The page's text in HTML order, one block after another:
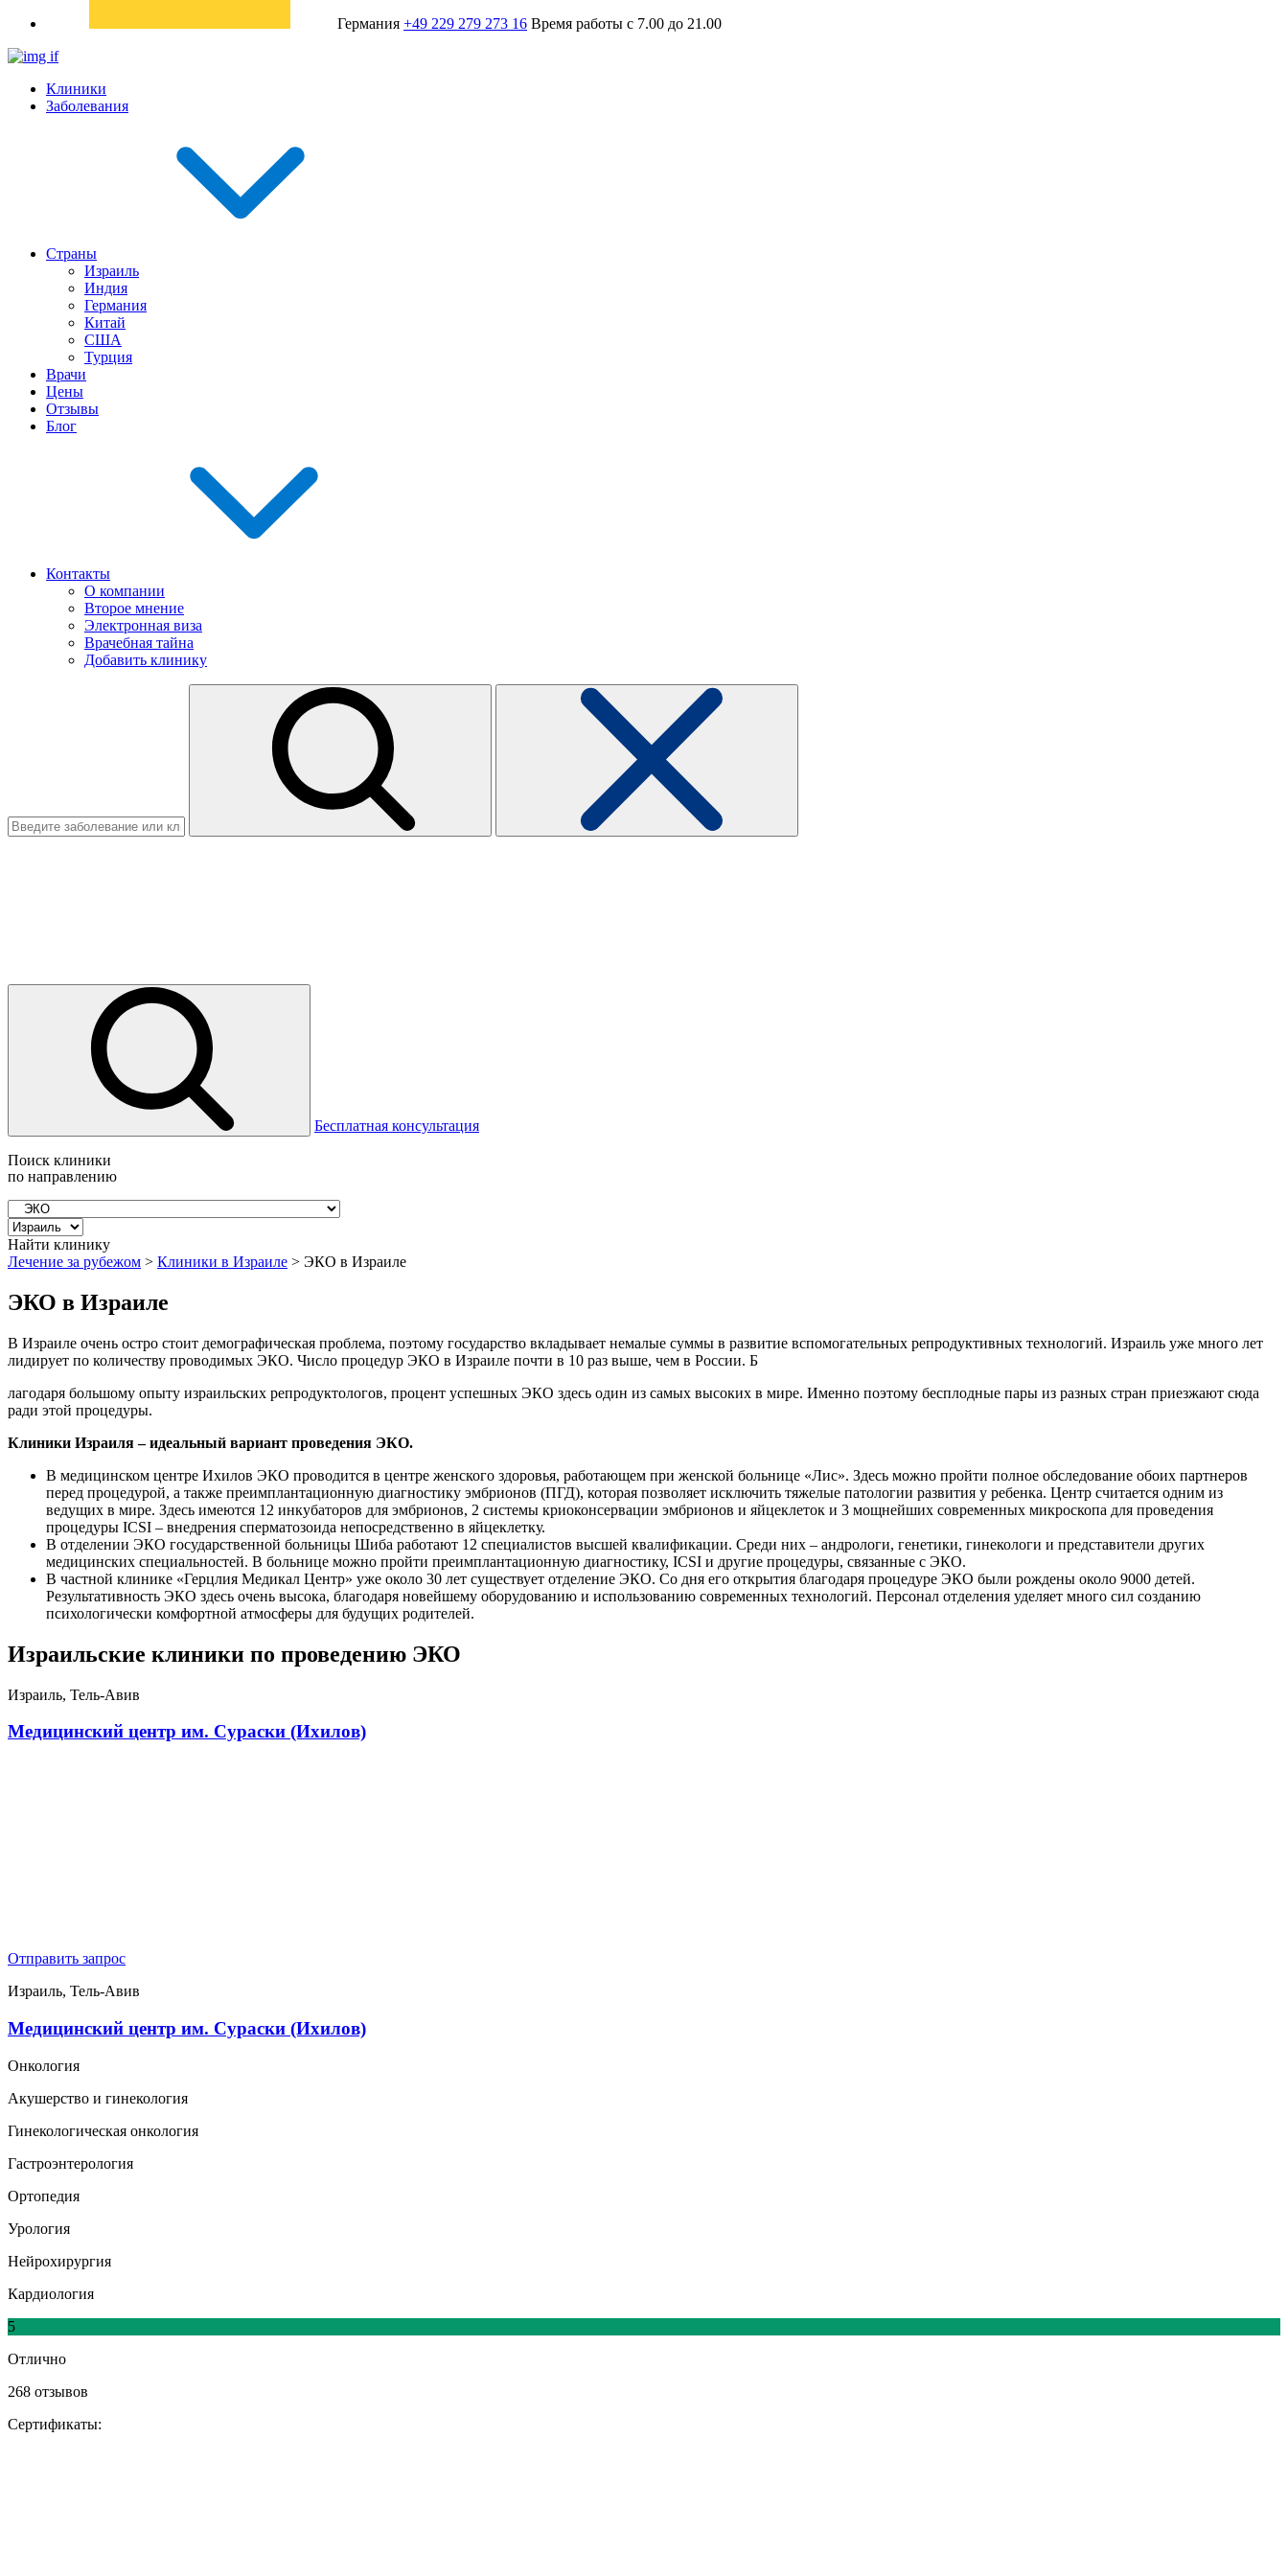
Германия +49 229 279 273 16 Время работы с 7.00 до 21.00
Клиники
Заболевания
Страны
Израиль
Индия
Германия
Китай
США
Турция
Врачи
Цены
Отзывы
Блог
Контакты
О компании
Второе мнение
Электронная виза
Врачебная тайна
Добавить клинику
Бесплатная консультация
Поиск клиники
по направлению
Найти клинику
Лечение за рубежом > Клиники в Израиле > ЭКО в Израиле
ЭКО в Израиле
В Израиле очень остро стоит демографическая проблема, поэтому государство вкладывает немалые суммы в развитие вспомогательных репродуктивных технологий. Израиль уже много лет
лидирует по количеству проводимых ЭКО. Число процедур ЭКО в Израиле почти в 10 раз выше, чем в России. Б
лагодаря большому опыту израильских репродуктологов, процент успешных ЭКО здесь один из самых высоких в мире. Именно поэтому бесплодные пары из разных стран приезжают сюда
ради этой процедуры.
Клиники Израиля – идеальный вариант проведения ЭКО.
В медицинском центре Ихилов ЭКО проводится в центре женского здоровья, работающем при женской больнице «Лис». Здесь можно пройти полное обследование обоих партнеров
перед процедурой, а также преимплантационную диагностику эмбрионов (ПГД), которая позволяет исключить тяжелые патологии развития у ребенка. Центр считается одним из
ведущих в мире. Здесь имеются 12 инкубаторов для эмбрионов, 2 системы криоконсервации эмбрионов и яйцеклеток и 3 мощнейших современных микроскопа для проведения
процедуры ICSI – внедрения сперматозоида непосредственно в яйцеклетку.
В отделении ЭКО государственной больницы Шиба работают 12 специалистов высшей квалификации. Среди них – андрологи, генетики, гинекологи и представители других
медицинских специальностей. В больнице можно пройти преимплантационную диагностику, ICSI и другие процедуры, связанные с ЭКО.
В частной клинике «Герцлия Медикал Центр» уже около 30 лет существует отделение ЭКО. Со дня его открытия благодаря процедуре ЭКО были рождены около 9000 детей.
Результативность ЭКО здесь очень высока, благодаря новейшему оборудованию и использованию современных технологий. Персонал отделения уделяет много сил созданию
психологически комфортной атмосферы для будущих родителей.
Израильские клиники по проведению ЭКО
Израиль, Тель-Авив
Медицинский центр им. Сураски (Ихилов)
Отправить запрос
Израиль, Тель-Авив
Медицинский центр им. Сураски (Ихилов)
Онкология
Акушерство и гинекология
Гинекологическая онкология
Гастроэнтерология
Ортопедия
Урология
Нейрохирургия
Кардиология
5
Отлично
268 отзывов
Сертификаты: